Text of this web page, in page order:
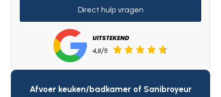
Direct hulp vragen
Afvoer keuken/badkamer of Sanibroyeur